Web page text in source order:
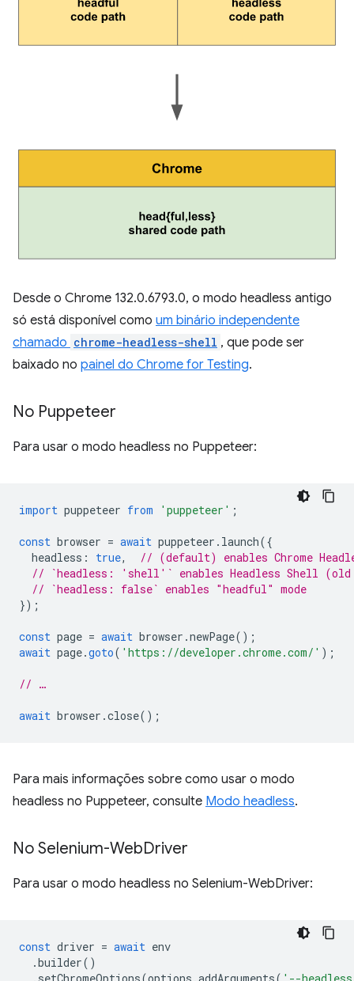
Desde o Chrome 132.0.6793.0, o modo headless antigo
só está disponível como um binário independente
chamado chrome-headless-shell , que pode ser
baixado no painel do Chrome for Testing.
No Puppeteer
Para usar o modo headless no Puppeteer:
import puppeteer from 'puppeteer' ;
const browser = await puppeteer . launch({
headless : true,
// (default) enables Chrome
// `headless: 'shell'` enables Headless Shell (old
// `headless: false` enables "headful" mode
});
const page = await browser .newPage();
await page.goto( 'https://developer.chrome.com/' );
// …
await browser .close();
Para mais informações sobre como usar o modo
headless no Puppeteer, consulte Modo headless.
No Selenium-WebDriver
Para usar o modo headless no Selenium-WebDriver:
const driver = await env
.builder()